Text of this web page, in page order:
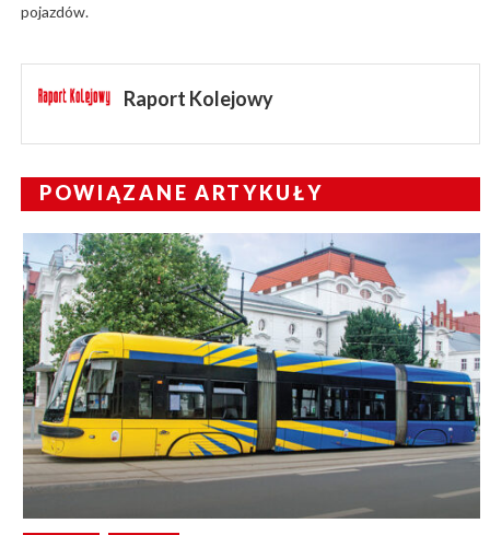
pojazdów.
Raport Kolejowy
POWIĄZANE ARTYKUŁY